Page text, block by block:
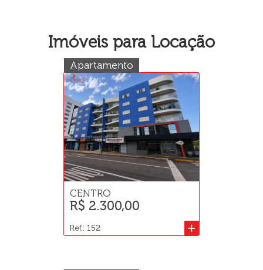
Imóveis para Locação
Apartamento
CENTRO
R$ 2.300,00
+
Ref.: 152